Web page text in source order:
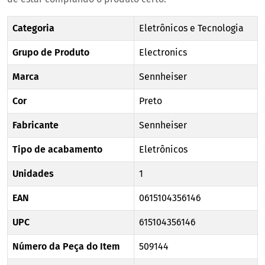
Categoria Eletrônicos e Tecnologia
Grupo de Produto Electronics
Marca Sennheiser
Cor Preto
Fabricante Sennheiser
Tipo de acabamento Eletrônicos
Unidades 1
EAN 0615104356146
UPC 615104356146
Número da Peça do Item 509144